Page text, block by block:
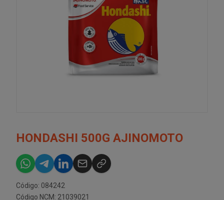
HONDASHI 500G AJINOMOTO
Código: 084242
Código NCM: 21039021